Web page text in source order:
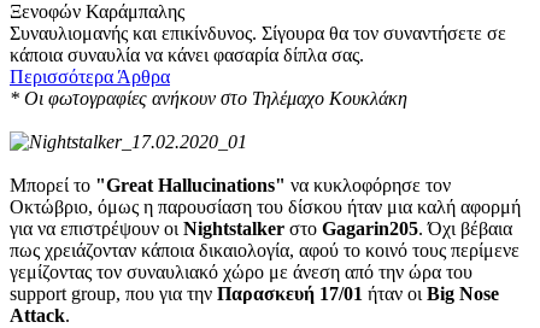
Ξενοφών Καράμπαλης
Συναυλιομανής και επικίνδυνος. Σίγουρα θα τον συναντήσετε σε
κάποια συναυλία να κάνει φασαρία δίπλα σας.
Περισσότερα Άρθρα
* Οι φωτογραφίες ανήκουν στο Τηλέμαχο Κουκλάκη
Μπορεί το "Great Hallucinations" να κυκλοφόρησε τον
Οκτώβριο, όμως η παρουσίαση του δίσκου ήταν μια καλή αφορμή
για να επιστρέψουν οι Νightstalker στο Gagarin205. Όχι βέβαια
πως χρειάζονταν κάποια δικαιολογία, αφού το κοινό τους περίμενε
γεμίζοντας τον συναυλιακό χώρο με άνεση από την ώρα του
support group, που για την Παρασκευή 17/01 ήταν οι Big Nose
Attack.